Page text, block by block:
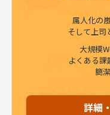
属人化の
そして上司
大規模
よくある
簡
詳細